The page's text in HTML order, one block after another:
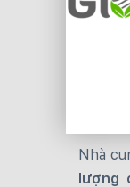
Nhà
lượng